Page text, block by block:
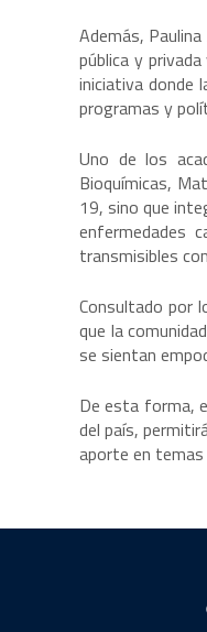
Además,
pública y
iniciativa donde
programas y
Uno de los
Bioquímicas,
19, sino que
enfermedades
transmisibles
Consultado por
que la
se sientan
De esta forma,
del país,
aporte en